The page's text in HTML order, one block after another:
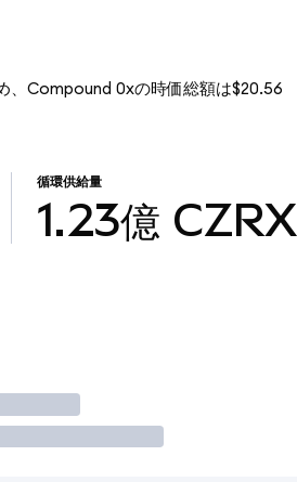
、Compound 0xの時価総額は$20.56
循環供給量
1.23億 CZRX